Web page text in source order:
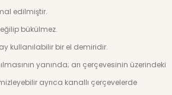
edilmiştir.
bükülmez.
kullanılabilir bir el demiridir.
yanında; arı çerçevesinin üzerindeki
ayrıca kanallı çerçevelerde